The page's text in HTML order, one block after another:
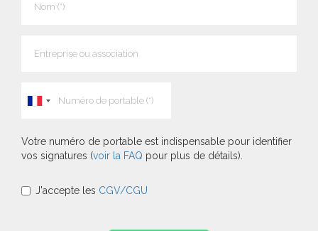
Votre numéro de portable est indispensable pour identifier
vos signatures (voir la FAQ pour plus de détails).
J'accepte les CGV/CGU